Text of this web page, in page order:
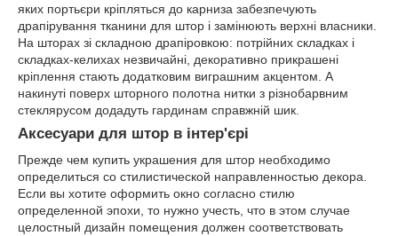
яких портьєри кріпляться до карниза забезпечують
драпірування тканини для штор і замінюють верхні власники.
На шторах зі складною драпіровкою: потрійних складках і
складках-келихах незвичайні, декоративно прикрашені
кріплення стають додатковим виграшним акцентом. А
накинуті поверх шторного полотна нитки з різнобарвним
стеклярусом додадуть гардинам справжній шик.
Аксесуари для штор в інтер'єрі
Прежде чем купить украшения для штор необходимо
определиться со стилистической направленностью декора.
Если вы хотите оформить окно согласно стилю
определенной эпохи, то нужно учесть, что в этом случае
целостный дизайн помещения должен соответствовать